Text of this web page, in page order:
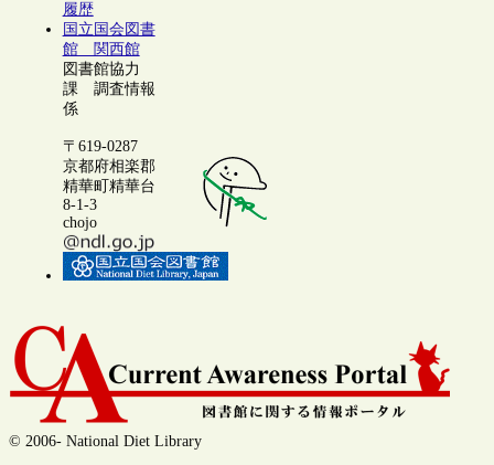
履歴
国立国会図書
館 関西館
図書館協力
課 調査情報
係
〒619-0287
京都府相楽郡
精華町精華台
8-1-3
chojo
© 2006- National Diet Library